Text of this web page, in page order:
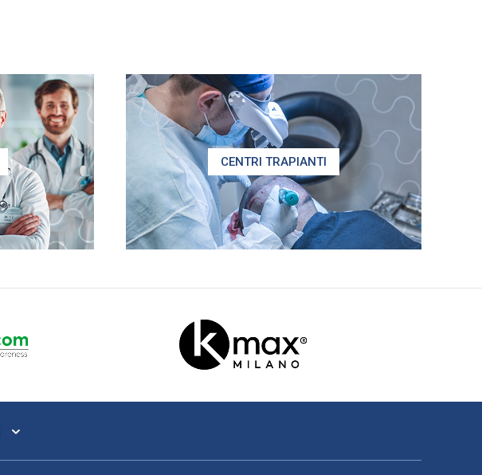
CENTRI TRAPIANTI